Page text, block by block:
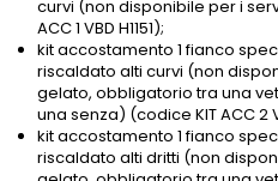
curvi (non disponibile per i
ACC 1 VBD H1151);
kit accostamento 1 fianco
riscaldato alti curvi (non
gelato, obbligatorio tra una
una senza) (codice KIT ACC 2
kit accostamento 1 fianco
riscaldato alti dritti (non